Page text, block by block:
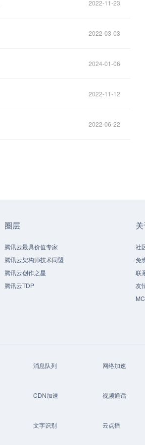
2022-11-23
2022-03-03
2024-01-06
2022-11-12
2022-06-22
圈层
腾讯云最具价值专家
腾讯云架构师技术同盟
腾讯云创作之星
腾讯云TDP
社
免
联
友
消息队列
网络加速
CDN加速
视频通话
文字识别
云点播